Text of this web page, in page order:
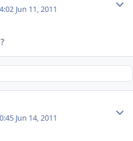
Jun 11, 2011
Jun 14, 2011